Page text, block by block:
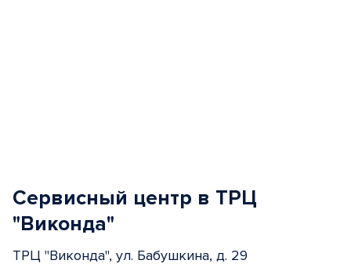
Сервисный центр в ТРЦ
"Виконда"
ТРЦ "Виконда", ул. Бабушкина, д. 29